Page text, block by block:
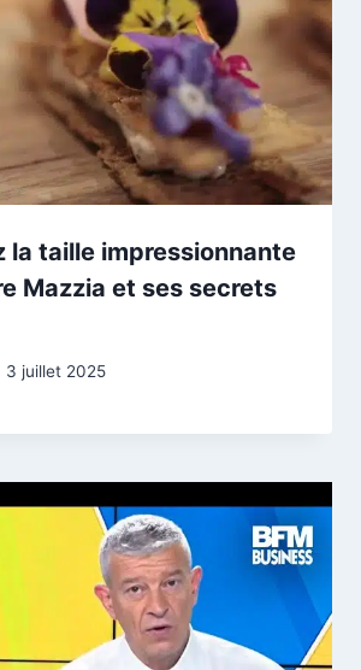
la taille impressionnante
Mazzia et ses secrets
3 juillet 2025